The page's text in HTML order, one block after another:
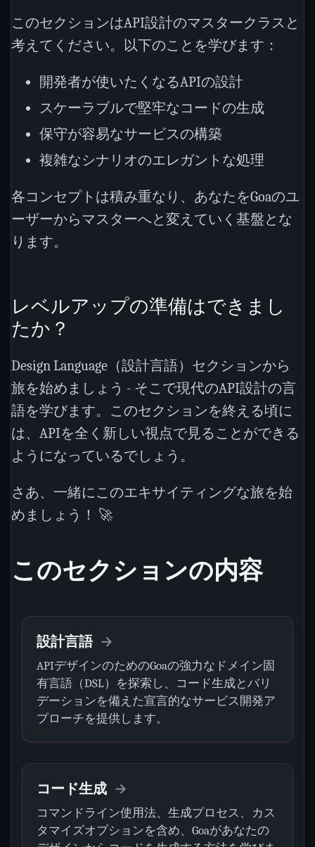
このセクションはAPI設計のマスタークラスと
考えてください。以下のことを学びます：
開発者が使いたくなるAPIの設計
スケーラブルで堅牢なコードの生成
保守が容易なサービスの構築
複雑なシナリオのエレガントな処理
各コンセプトは積み重なり、あなたをGoaのユ
ーザーからマスターへと変えていく基盤とな
ります。
レベルアップの準備はできまし
たか？
Design Language（設計言語）セクションから
旅を始めましょう - そこで現代のAPI設計の言
語を学びます。このセクションを終える頃に
は、APIを全く新しい視点で見ることができる
ようになっているでしょう。
さあ、一緒にこのエキサイティングな旅を始
めましょう！ 🚀
このセクションの内容
設計言語
APIデザインのためのGoaの強力なドメイン固
有言語（DSL）を探索し、コード生成とバリ
デーションを備えた宣言的なサービス開発ア
プローチを提供します。
コード生成
コマンドライン使用法、生成プロセス、カス
タマイズオプションを含め、Goaがあなたの